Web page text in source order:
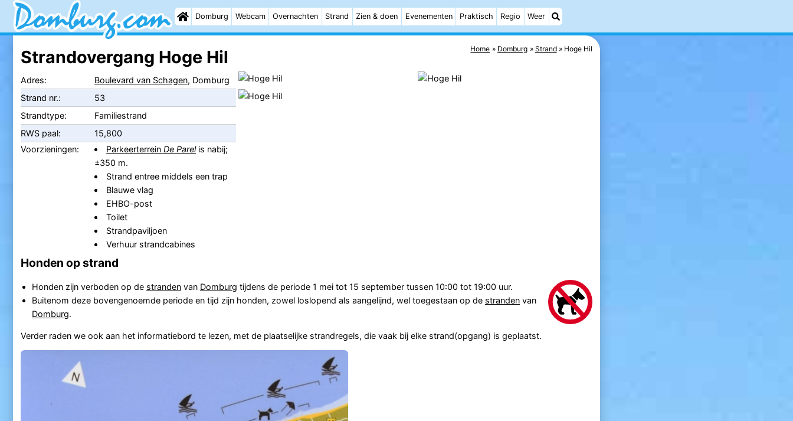
Domburg Webcam Overnachten Strand Zien & doen Evenementen Praktisch Regio Weer
Home Domburg Strand Hoge Hil
Strandovergang Hoge Hil
Adres: Boulevard van Schagen, Domburg
Strand nr.:
53
Strandtype:
Familiestrand
RWS paal:
15,800
Voorzieningen:
ParkeerterreinDe Parelis nabij;
±350 m.
Strand entree middels een trap
Blauwe vlag
EHBO-post
Toilet
Strandpaviljoen
Verhuur strandcabines
Honden op strand
Honden zijn verboden op de strandenvan Domburg tijdens de periode 1 mei tot 15 september tussen 10:00 tot 19:00 uur.
Buitenom deze bovengenoemde periode en tijd zijn honden, zowel loslopend als aangelijnd, wel toegestaan op de strandenvan
Domburg.
Verder raden we ook aan het informatiebord te lezen, met de plaatselijke strandregels, die vaak bij elke strand(opgang) is geplaatst.